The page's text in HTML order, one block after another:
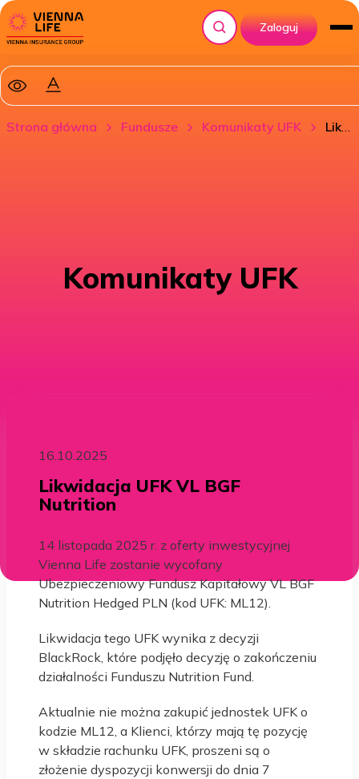
Szukaj
Zaloguj
Strona główna Fundusze Komunikaty UFK Likwidacja UFK VL BGF Nutrition
Komunikaty UFK
16.10.2025
Likwidacja UFK VL BGF
Nutrition
14 listopada 2025 r. z oferty inwestycyjnej
Vienna Life zostanie wycofany
Ubezpieczeniowy Fundusz Kapitałowy VL BGF
Nutrition Hedged PLN (kod UFK: ML12).
Likwidacja tego UFK wynika z decyzji
BlackRock, które podjęło decyzję o zakończeniu
działalności Funduszu Nutrition Fund.
Aktualnie nie można zakupić jednostek UFK o
kodzie ML12, a Klienci, którzy mają tę pozycję
w składzie rachunku UFK, proszeni są o
złożenie dyspozycji konwersji do dnia 7